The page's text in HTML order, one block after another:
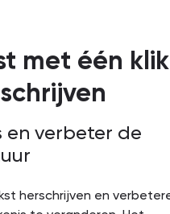
met één klik
en verbeter de
herschrijven en